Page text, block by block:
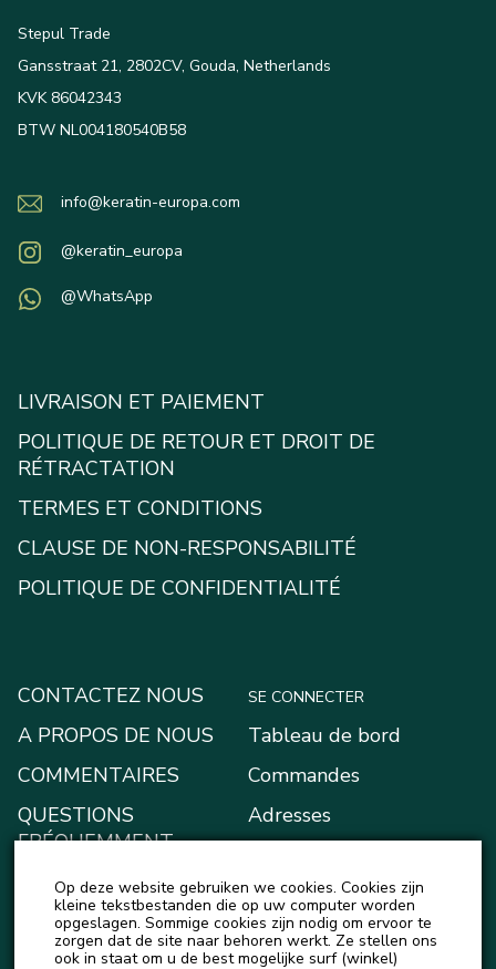
Stepul Trade
Gansstraat 21, 2802CV, Gouda, Netherlands
KVK 86042343
BTW NL004180540B58
info@keratin-europa.com
@keratin_europa
@WhatsApp
LIVRAISON ET PAIEMENT
POLITIQUE DE RETOUR ET DROIT DE
RÉTRACTATION
TERMES ET CONDITIONS
CLAUSE DE NON-RESPONSABILITÉ
POLITIQUE DE CONFIDENTIALITÉ
CONTACTEZ NOUS
A PROPOS DE NOUS
COMMENTAIRES
QUESTIONS
FRÉQUEMMENT
BLOG
ACTUALITÉS
SE CONNECTER
Tableau de bord
Commandes
Adresses
Mon portefeuille
Account details
Op deze website gebruiken we cookies. Cookies zijn
kleine tekstbestanden die op uw computer worden
opgeslagen. Sommige cookies zijn nodig om ervoor te
zorgen dat de site naar behoren werkt. Ze stellen ons
ook in staat om u de best mogelijke surf (winkel)